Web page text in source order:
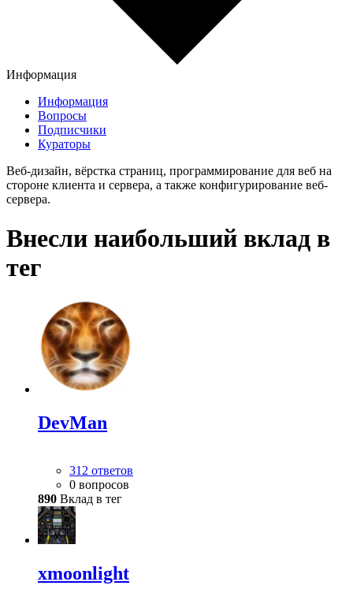
Информация
Информация
Вопросы
Подписчики
Кураторы
Веб-дизайн, вёрстка страниц, программирование для веб на
стороне клиента и сервера, а также конфигурирование веб-
сервера.
Внесли наибольший вклад в
тег
DevMan
312 ответов
0 вопросов
890 Вклад в тег
xmoonlight